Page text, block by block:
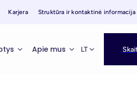
Karjera Struktūra ir kontaktinė informacija
Apie mus LT